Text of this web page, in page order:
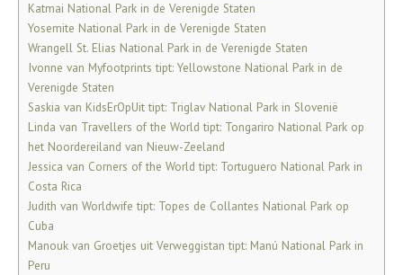
Katmai National Park in de Verenigde Staten
Yosemite National Park in de Verenigde Staten
Wrangell St. Elias National Park in de Verenigde Staten
Ivonne van Myfootprints tipt: Yellowstone National Park in de
Verenigde Staten
Saskia van KidsErOpUit tipt: Triglav National Park in Slovenië
Linda van Travellers of the World tipt: Tongariro National Park op
het Noordereiland van Nieuw-Zeeland
Jessica van Corners of the World tipt: Tortuguero National Park in
Costa Rica
Judith van Worldwife tipt: Topes de Collantes National Park op
Cuba
Manouk van Groetjes uit Verweggistan tipt: Manú National Park in
Peru